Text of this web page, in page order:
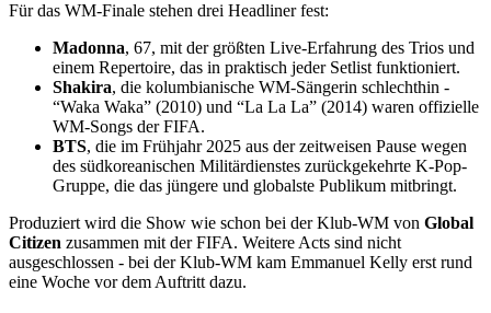
Für das WM-Finale stehen drei Headliner fest:
Madonna, 67, mit der größten Live-Erfahrung des Trios und
einem Repertoire, das in praktisch jeder Setlist funktioniert.
Shakira, die kolumbianische WM-Sängerin schlechthin -
“Waka Waka” (2010) und “La La La” (2014) waren offizielle
WM-Songs der FIFA.
BTS, die im Frühjahr 2025 aus der zeitweisen Pause wegen
des südkoreanischen Militärdienstes zurückgekehrte K-Pop-
Gruppe, die das jüngere und globalste Publikum mitbringt.
Produziert wird die Show wie schon bei der Klub-WM von Global
Citizen zusammen mit der FIFA. Weitere Acts sind nicht
ausgeschlossen - bei der Klub-WM kam Emmanuel Kelly erst rund
eine Woche vor dem Auftritt dazu.